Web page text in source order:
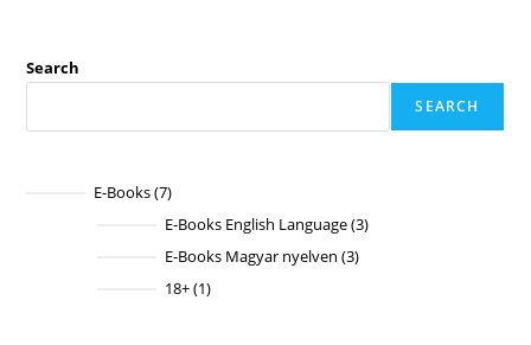
Search
SEARCH
E-Books 77
products
E-Books English Language 33
E-Books Magyar nyelven 33
18+ 11